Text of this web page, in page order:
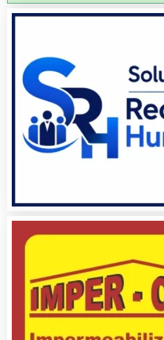
Albercas
Alimentos
Almacenaje
Alquiler de Autos
Alquiler de Sillas y Mesas
Alquiler de Trajes de